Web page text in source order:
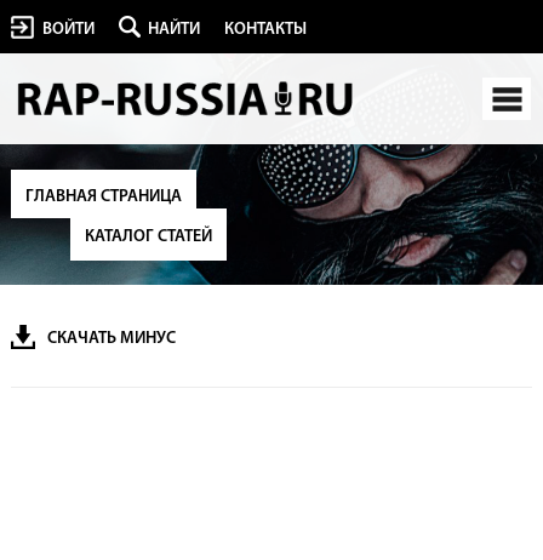
ВОЙТИ НАЙТИ КОНТАКТЫ
ГЛАВНАЯ СТРАНИЦА
КАТАЛОГ СТАТЕЙ
СКАЧАТЬ МИНУС